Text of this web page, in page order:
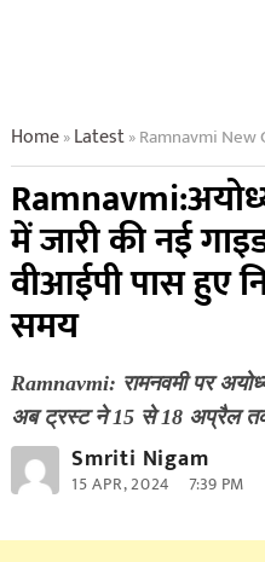
Home»Latest»Ramnavmi New Guidelines Issued In
में जारी की नई
वीआईपी पास हुए
समय
Ramnavmi: रामनवमी पर
अब ट्रस्ट ने 15 से 18 अप्रैल
Smriti Nigam
15 APR, 2024 7:39 PM